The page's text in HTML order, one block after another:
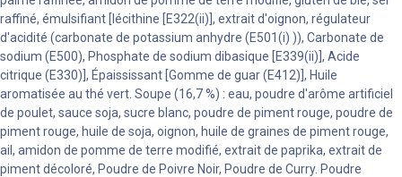
raffiné, émulsifiant [lécithine [E322(ii)], extrait d'oignon, régulateur
d'acidité (carbonate de potassium anhydre (E501(i) )), Carbonate de
sodium (E500), Phosphate de sodium dibasique [E339(ii)], Acide
citrique (E330)], Épaississant [Gomme de guar (E412)], Huile
aromatisée au thé vert. Soupe (16,7 %) : eau, poudre d'arôme artificiel
de poulet, sauce soja, sucre blanc, poudre de piment rouge, poudre de
piment rouge, huile de soja, oignon, huile de graines de piment rouge,
ail, amidon de pomme de terre modifié, extrait de paprika, extrait de
piment décoloré, Poudre de Poivre Noir, Poudre de Curry. Poudre